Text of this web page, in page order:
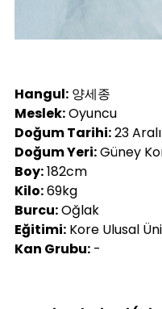
Hangul: 양세종
Meslek:Oyuncu
Doğum Tarihi:23
Doğum Yeri:Güney
Boy:182cm
Kilo:69kg
Burcu:Oğlak
Eğitimi: Kore Ulusal
Kan Grubu: -